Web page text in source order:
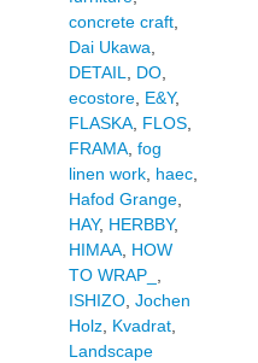
concrete craft,
Dai Ukawa,
DETAIL, DO,
ecostore, E&Y,
FLASKA, FLOS,
FRAMA, fog
linen work, haec,
Hafod Grange,
HAY, HERBBY,
HIMAA, HOW
TO WRAP_ ,
ISHIZO, Jochen
Holz, Kvadrat,
Landscape